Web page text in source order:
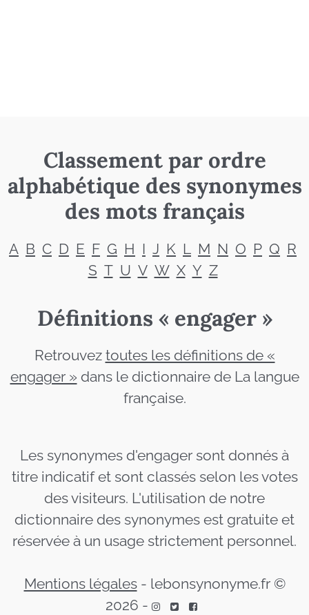
Classement par ordre
alphabétique des synonymes
des mots français
A B C D E F G H I J K L M N O P Q R
S T U V W X Y Z
Définitions « engager »
Retrouvez toutes les définitions de «
engager »dans le dictionnaire de La langue
française.
Les synonymes d'engager sont donnés à
titre indicatif et sont classés selon les votes
des visiteurs. L'utilisation de notre
dictionnaire des synonymes est gratuite et
réservée à un usage strictement personnel.
Mentions légales- lebonsynonyme.fr ©
2026 -